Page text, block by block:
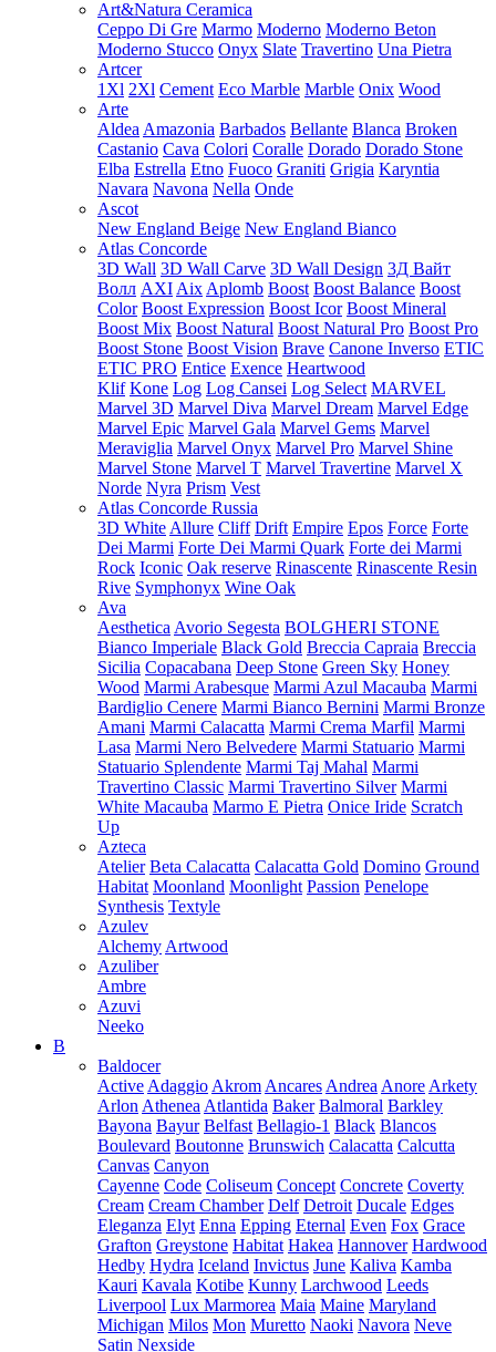
Art&Natura Ceramica
Ceppo Di Gre Marmo Moderno Moderno Beton
Moderno Stucco Onyx Slate Travertino Una Pietra
Artcer
1Xl 2Xl Cement Eco Marble Marble Onix Wood
Arte
Aldea Amazonia Barbados Bellante Blanca Broken
Castanio Cava Colori Coralle Dorado Dorado Stone
Elba Estrella Etno Fuoco Graniti Grigia Karyntia
Navara Navona Nella Onde
Ascot
New England Beige New England Bianco
Atlas Concorde
3D Wall 3D Wall Carve 3D Wall Design 3Д Вайт
Волл AXI Aix Aplomb Boost Boost Balance Boost
Color Boost Expression Boost Icor Boost Mineral
Boost Mix Boost Natural Boost Natural Pro Boost Pro
Boost Stone Boost Vision Brave Canone Inverso ETIC
ETIC PRO Entice Exence Heartwood
Klif Kone Log Log Cansei Log Select MARVEL
Marvel 3D Marvel Diva Marvel Dream Marvel Edge
Marvel Epic Marvel Gala Marvel Gems Marvel
Meraviglia Marvel Onyx Marvel Pro Marvel Shine
Marvel Stone Marvel T Marvel Travertine Marvel X
Norde Nyra Prism Vest
Atlas Concorde Russia
3D White Allure Cliff Drift Empire Epos Force Forte
Dei Marmi Forte Dei Marmi Quark Forte dei Marmi
Rock Iconic Oak reserve Rinascente Rinascente Resin
Rive Symphonyx Wine Oak
Ava
Aesthetica Avorio Segesta BOLGHERI STONE
Bianco Imperiale Black Gold Breccia Capraia Breccia
Sicilia Copacabana Deep Stone Green Sky Honey
Wood Marmi Arabesque Marmi Azul Macauba Marmi
Bardiglio Cenere Marmi Bianco Bernini Marmi Bronze
Amani Marmi Calacatta Marmi Crema Marfil Marmi
Lasa Marmi Nero Belvedere Marmi Statuario Marmi
Statuario Splendente Marmi Taj Mahal Marmi
Travertino Classic Marmi Travertino Silver Marmi
White Macauba Marmo E Pietra Onice Iride Scratch
Up
Azteca
Atelier Beta Calacatta Calacatta Gold Domino Ground
Habitat Moonland Moonlight Passion Penelope
Synthesis Textyle
Azulev
Alchemy Artwood
Azuliber
Ambre
Azuvi
Neeko
B
Baldocer
Active Adaggio Akrom Ancares Andrea Anore Arkety
Arlon Athenea Atlantida Baker Balmoral Barkley
Bayona Bayur Belfast Bellagio-1 Black Blancos
Boulevard Boutonne Brunswich Calacatta Calcutta
Canvas Canyon
Cayenne Code Coliseum Concept Concrete Coverty
Cream Cream Chamber Delf Detroit Ducale Edges
Eleganza Elyt Enna Epping Eternal Even Fox Grace
Grafton Greystone Habitat Hakea Hannover Hardwood
Hedby Hydra Iceland Invictus June Kaliva Kamba
Kauri Kavala Kotibe Kunny Larchwood Leeds
Liverpool Lux Marmorea Maia Maine Maryland
Michigan Milos Mon Muretto Naoki Navora Neve
Satin Nexside